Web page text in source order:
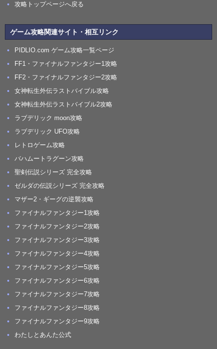
攻略トップページへ戻る
ゲーム攻略関連サイト・相互リンク
PIDLIO.com ゲーム攻略一覧ページ
FF1・ファイナルファンタジー1攻略
FF2・ファイナルファンタジー2攻略
女神転生外伝ラストバイブル攻略
女神転生外伝ラストバイブル2攻略
ラブデリック moon攻略
ラブデリック UFO攻略
レトロゲーム攻略
バハムートラグーン攻略
聖剣伝説シリーズ 完全攻略
ゼルダの伝説シリーズ 完全攻略
マザー2・ギーグの逆襲攻略
ファイナルファンタジー1攻略
ファイナルファンタジー2攻略
ファイナルファンタジー3攻略
ファイナルファンタジー4攻略
ファイナルファンタジー5攻略
ファイナルファンタジー6攻略
ファイナルファンタジー7攻略
ファイナルファンタジー8攻略
ファイナルファンタジー9攻略
わたしとあんた公式